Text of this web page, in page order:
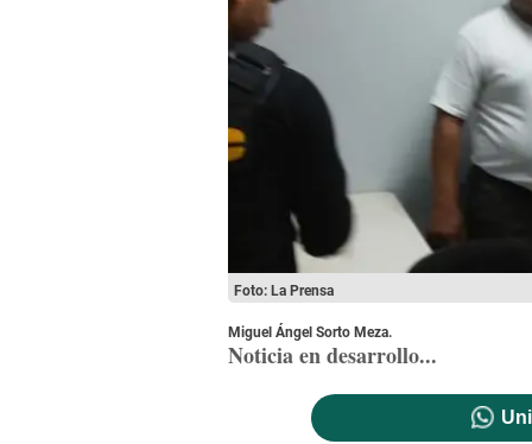
Foto: La Prensa
Miguel Ángel Sorto Meza.
Noticia en desarrollo...